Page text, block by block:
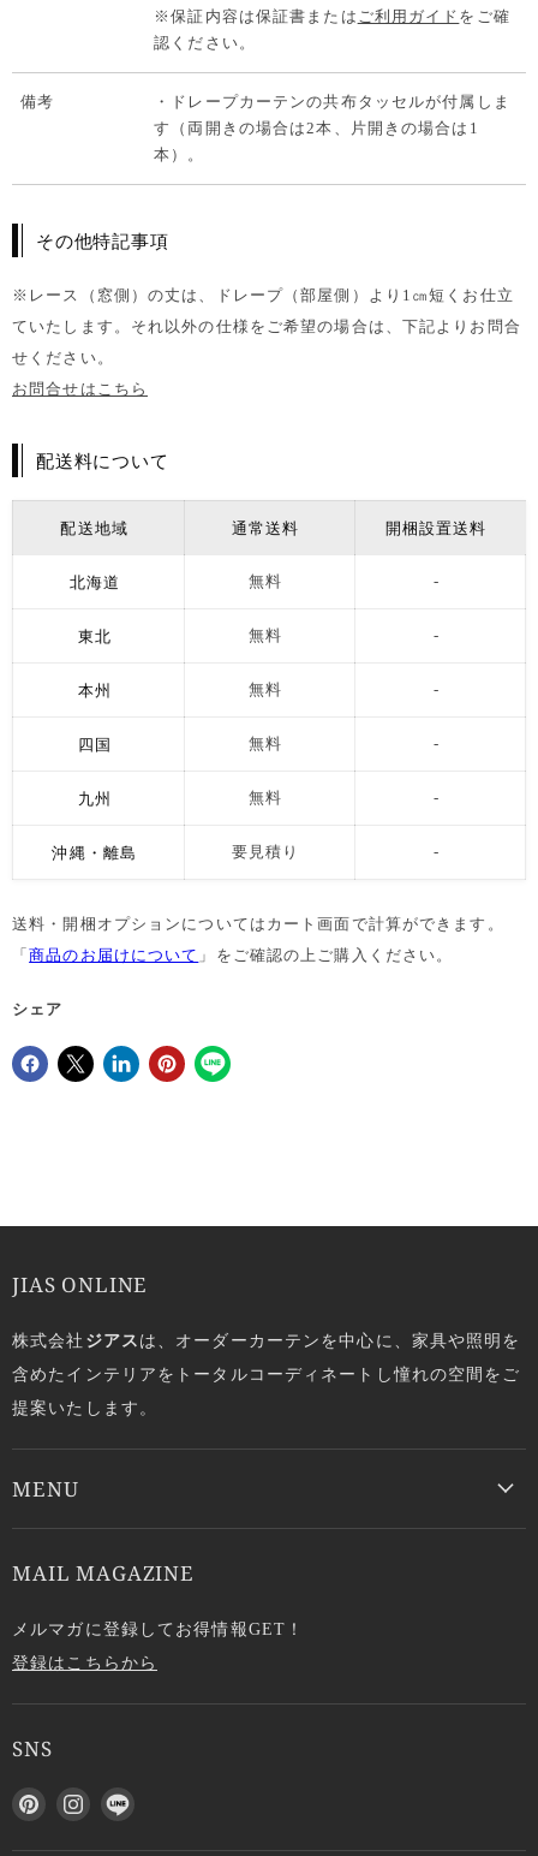
※保証内容は保証書または ご利用ガイド をご確
認ください。
備考
・ドレープカーテンの共布タッセルが付属しま
す（両開きの場合は2本、片開きの場合は1
本）。
その他特記事項
※レース（窓側）の丈は、ドレープ（部屋側）より1㎝短くお仕立
ていたします。それ以外の仕様をご希望の場合は、下記よりお問合
せください。
お問合せはこちら
配送料について
配送地域 通常送料 開梱設置送料
北海道 無料 -
東北 無料 -
本州 無料 -
四国 無料 -
九州 無料 -
沖縄・離島 要見積り -
送料・開梱オプションについてはカート画面で計算ができます。
「商品のお届けについて 」をご確認の上ご購入ください。
シェア
JIAS ONLINE
株式会社 ジアスは、オーダーカーテンを中心に、家具や照明を
含めたインテリアをトータルコーディネートし憧れの空間をご
提案いたします。
MENU
MAIL MAGAZINE
メルマガに登録してお得情報GET！
登録はこちらから
SNS
P
n
I
s
L
N